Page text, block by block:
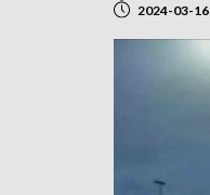
2024-03-16